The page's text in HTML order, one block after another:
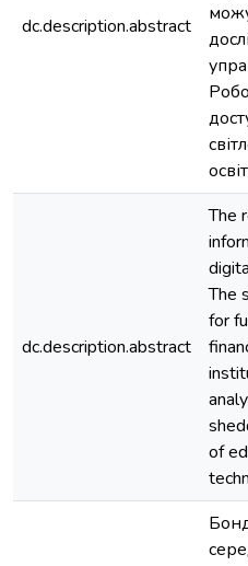
dc.description.abstract
dc.description.abstract
The
The
for
of